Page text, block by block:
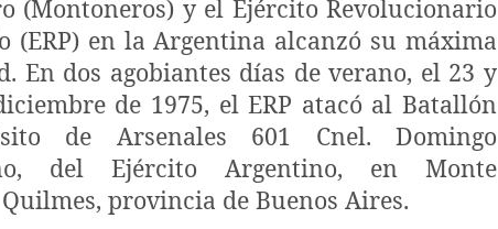
(Montoneros) y el Ejército Revolucionario
(ERP) en la Argentina alcanzó su máxima
En dos agobiantes días de verano, el 23 y
de 1975, el ERP atacó al Batallón
de Arsenales 601 Cnel. Domingo
del Ejército Argentino, en Monte
provincia de Buenos Aires.